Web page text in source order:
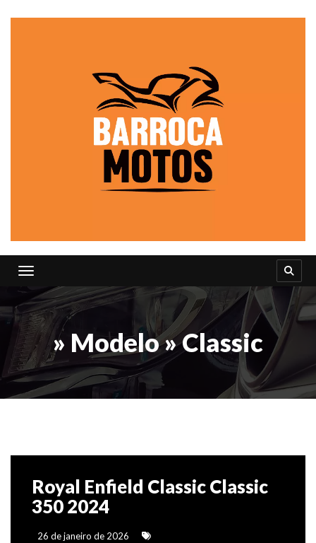
Toggle navigation
» Modelo » Classic
Royal Enfield Classic Classic
350 2024
26 de janeiro de 2026